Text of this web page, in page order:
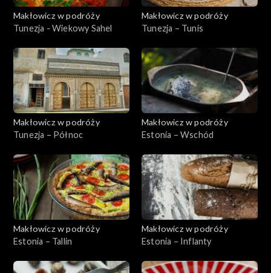
Makłowicz w podróży
Tunezja - Wiekowy Sahel
Makłowicz w podróży
Tunezja – Tunis
Makłowicz w podróży
Tunezja – Północ
Makłowicz w podróży
Estonia – Wschód
Makłowicz w podróży
Estonia – Tallin
Makłowicz w podróży
Estonia – Inflanty